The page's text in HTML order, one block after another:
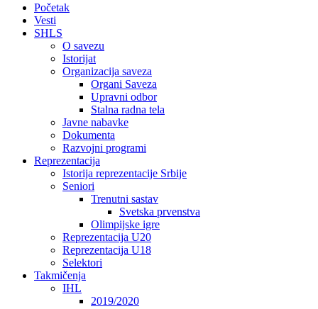
Početak
Vesti
SHLS
O savezu
Istorijat
Organizacija saveza
Organi Saveza
Upravni odbor
Stalna radna tela
Javne nabavke
Dokumenta
Razvojni programi
Reprezentacija
Istorija reprezentacije Srbije
Seniori
Trenutni sastav
Svetska prvenstva
Olimpijske igre
Reprezentacija U20
Reprezentacija U18
Selektori
Takmičenja
IHL
2019/2020